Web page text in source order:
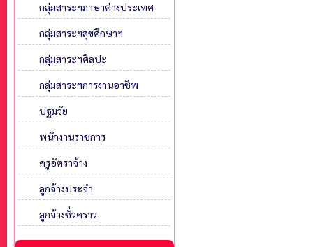
กลุ่มสาระฯภาษาต่างประเทศ
กลุ่มสาระฯสุขศึกษาฯ
กลุ่มสาระฯศิลปะ
กลุ่มสาระฯการงานอาชีพ
ปฐมวัย
พนักงานราชการ
ครูอัตราจ้าง
ลูกจ้างประจำ
ลูกจ้างชั่วคราว